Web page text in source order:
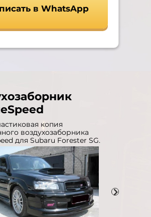
в WhatsApp
копия
воздухозаборника
для Subaru Forester SG.